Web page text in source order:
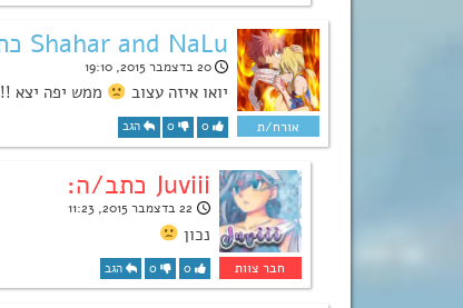
Shahar and NaLu כתב/ה:
20 בדצמבר 2015, 19:10
יואו איזה עצוב ממש יפה יצא !!
0
0 הגב
Juviii כתב/ה:
22 בדצמבר 2015, 11:23
נכון
0
0 הגב